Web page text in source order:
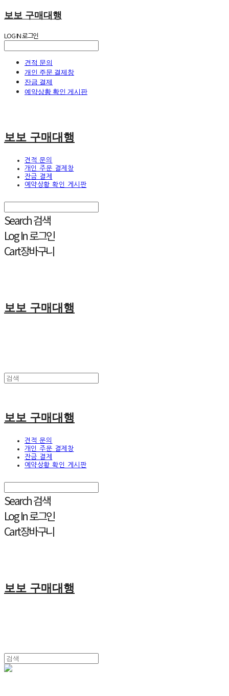
보보 구매대행
LOG IN로그인
견적 문의
개인 주문 결제창
잔금 결제
예약상황 확인 게시판
보보 구매대행
견적 문의
개인 주문 결제창
잔금 결제
예약상황 확인 게시판
Search검색
Log In로그인
Cart장바구니
보보 구매대행
보보 구매대행
견적 문의
개인 주문 결제창
잔금 결제
예약상황 확인 게시판
Search검색
Log In로그인
Cart장바구니
보보 구매대행